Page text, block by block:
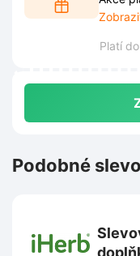
bonus
Platí
Podobné